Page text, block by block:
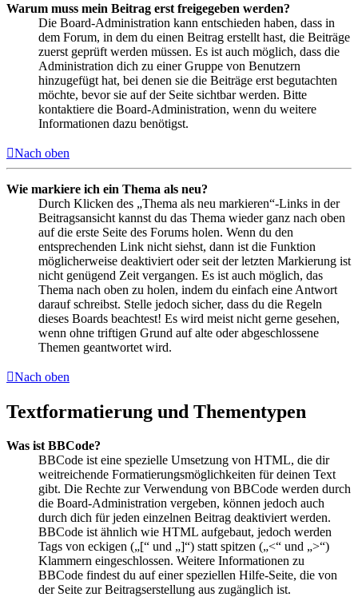
Warum muss mein Beitrag erst freigegeben werden?
Die Board-Administration kann entschieden haben, dass in
dem Forum, in dem du einen Beitrag erstellt hast, die Beiträge
zuerst geprüft werden müssen. Es ist auch möglich, dass die
Administration dich zu einer Gruppe von Benutzern
hinzugefügt hat, bei denen sie die Beiträge erst begutachten
möchte, bevor sie auf der Seite sichtbar werden. Bitte
kontaktiere die Board-Administration, wenn du weitere
Informationen dazu benötigst.
Nach oben
Wie markiere ich ein Thema als neu?
Durch Klicken des „Thema als neu markieren“-Links in der
Beitragsansicht kannst du das Thema wieder ganz nach oben
auf die erste Seite des Forums holen. Wenn du den
entsprechenden Link nicht siehst, dann ist die Funktion
möglicherweise deaktiviert oder seit der letzten Markierung ist
nicht genügend Zeit vergangen. Es ist auch möglich, das
Thema nach oben zu holen, indem du einfach eine Antwort
darauf schreibst. Stelle jedoch sicher, dass du die Regeln
dieses Boards beachtest! Es wird meist nicht gerne gesehen,
wenn ohne triftigen Grund auf alte oder abgeschlossene
Themen geantwortet wird.
Nach oben
Textformatierung und Thementypen
Was ist BBCode?
BBCode ist eine spezielle Umsetzung von HTML, die dir
weitreichende Formatierungsmöglichkeiten für deinen Text
gibt. Die Rechte zur Verwendung von BBCode werden durch
die Board-Administration vergeben, können jedoch auch
durch dich für jeden einzelnen Beitrag deaktiviert werden.
BBCode ist ähnlich wie HTML aufgebaut, jedoch werden
Tags von eckigen („[“ und „]“) statt spitzen („<“ und „>“)
Klammern eingeschlossen. Weitere Informationen zu
BBCode findest du auf einer speziellen Hilfe-Seite, die von
der Seite zur Beitragserstellung aus zugänglich ist.